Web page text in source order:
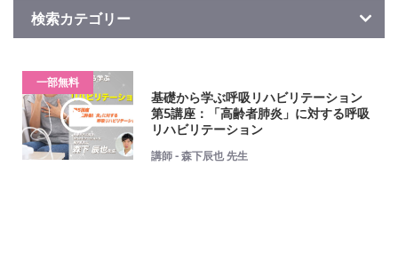
検索カテゴリー
一部無料
基礎から学ぶ呼吸リハビリテーション
第5講座：「高齢者肺炎」に対する呼吸
リハビリテーション
講師 - 森下辰也 先生